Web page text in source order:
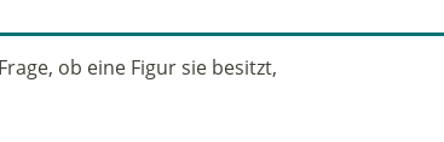
ob eine Figur sie besitzt,